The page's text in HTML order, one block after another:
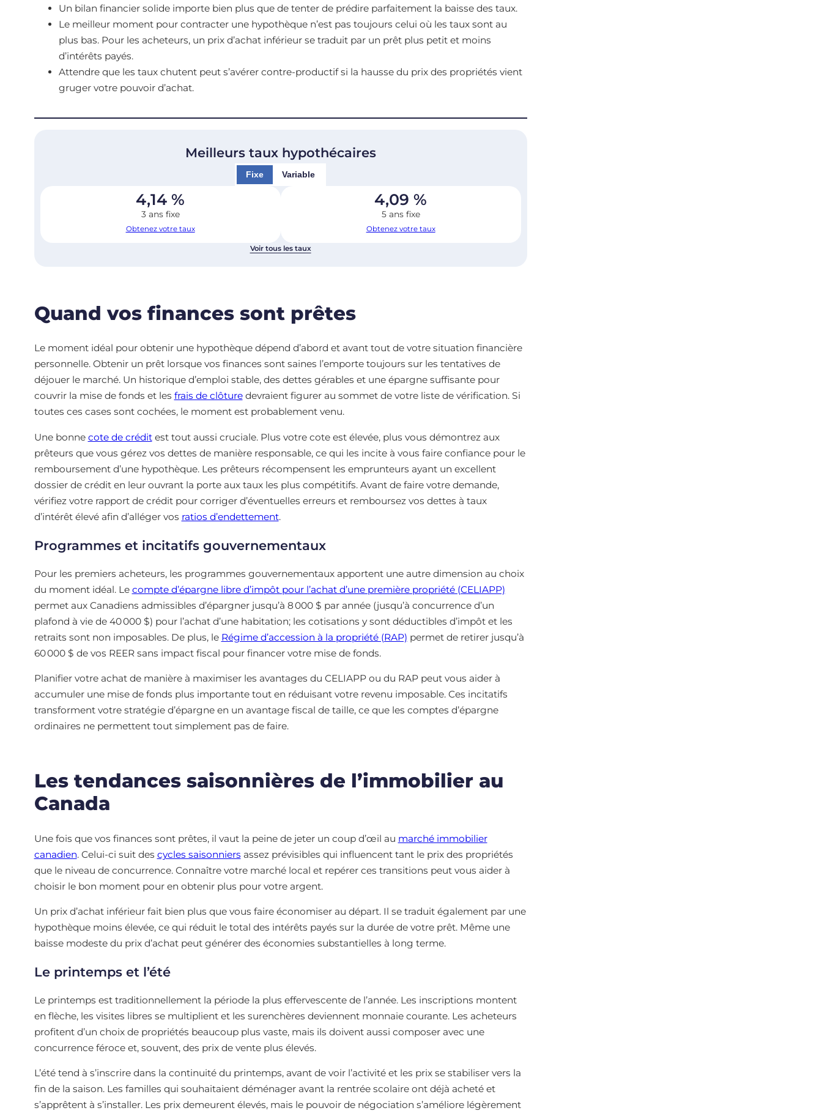
Un bilan financier solide importe bien plus que de tenter de prédire parfaitement la baisse des taux.
Le meilleur moment pour contracter une hypothèque n’est pas toujours celui où les taux sont au
plus bas. Pour les acheteurs, un prix d’achat inférieur se traduit par un prêt plus petit et moins
d’intérêts payés.
Attendre que les taux chutent peut s’avérer contre-productif si la hausse du prix des propriétés vient
gruger votre pouvoir d’achat.
Meilleurs taux hypothécaires
Fixe Variable
4,14 %
3 ans fixe
Obtenez votre taux
4,09 %
5 ans fixe
Obtenez votre taux
Voir tous les taux
Quand vos finances sont prêtes
Le moment idéal pour obtenir une hypothèque dépend d’abord et avant tout de votre situation financière
personnelle. Obtenir un prêt lorsque vos finances sont saines l’emporte toujours sur les tentatives de
déjouer le marché. Un historique d’emploi stable, des dettes gérables et une épargne suffisante pour
couvrir la mise de fonds et les frais de clôturedevraient figurer au sommet de votre liste de vérification. Si
toutes ces cases sont cochées, le moment est probablement venu.
Une bonne cote de créditest tout aussi cruciale. Plus votre cote est élevée, plus vous démontrez aux
prêteurs que vous gérez vos dettes de manière responsable, ce qui les incite à vous faire confiance pour le
remboursement d’une hypothèque. Les prêteurs récompensent les emprunteurs ayant un excellent
dossier de crédit en leur ouvrant la porte aux taux les plus compétitifs. Avant de faire votre demande,
vérifiez votre rapport de crédit pour corriger d’éventuelles erreurs et remboursez vos dettes à taux
d’intérêt élevé afin d’alléger vos ratios d’endettement.
Programmes et incitatifs gouvernementaux
Pour les premiers acheteurs, les programmes gouvernementaux apportent une autre dimension au choix
du moment idéal. Le compte d’épargne libre d’impôt pour l’achat d’une première propriété (CELIAPP)
permet aux Canadiens admissibles d’épargner jusqu’à 8 000 $ par année (jusqu’à concurrence d’un
plafond à vie de 40 000 $) pour l’achat d’une habitation; les cotisations y sont déductibles d’impôt et les
retraits sont non imposables. De plus, le Régime d’accession à la propriété (RAP) permet de retirer jusqu’à
60 000 $ de vos REER sans impact fiscal pour financer votre mise de fonds.
Planifier votre achat de manière à maximiser les avantages du CELIAPP ou du RAP peut vous aider à
accumuler une mise de fonds plus importante tout en réduisant votre revenu imposable. Ces incitatifs
transforment votre stratégie d’épargne en un avantage fiscal de taille, ce que les comptes d’épargne
ordinaires ne permettent tout simplement pas de faire.
Les tendances saisonnières de l’immobilier au
Canada
Une fois que vos finances sont prêtes, il vaut la peine de jeter un coup d’œil au marché immobilier
canadien. Celui-ci suit des cycles saisonniers assez prévisibles qui influencent tant le prix des propriétés
que le niveau de concurrence. Connaître votre marché local et repérer ces transitions peut vous aider à
choisir le bon moment pour en obtenir plus pour votre argent.
Un prix d’achat inférieur fait bien plus que vous faire économiser au départ. Il se traduit également par une
hypothèque moins élevée, ce qui réduit le total des intérêts payés sur la durée de votre prêt. Même une
baisse modeste du prix d’achat peut générer des économies substantielles à long terme.
Le printemps et l’été
Le printemps est traditionnellement la période la plus effervescente de l’année. Les inscriptions montent
en flèche, les visites libres se multiplient et les surenchères deviennent monnaie courante. Les acheteurs
profitent d’un choix de propriétés beaucoup plus vaste, mais ils doivent aussi composer avec une
concurrence féroce et, souvent, des prix de vente plus élevés.
L’été tend à s’inscrire dans la continuité du printemps, avant de voir l’activité et les prix se stabiliser vers la
fin de la saison. Les familles qui souhaitaient déménager avant la rentrée scolaire ont déjà acheté et
s’apprêtent à s’installer. Les prix demeurent élevés, mais le pouvoir de négociation s’améliore légèrement